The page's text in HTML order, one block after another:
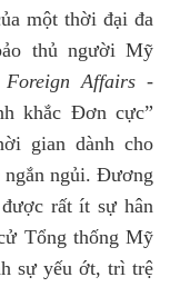
một thời đại đa
thủ người Mỹ
Foreign Affairs -
khắc Đơn cực”
gian dành cho
ngủi. Đương
rất ít sự hân
Tổng thống Mỹ
sự yếu ớt, trì trệ